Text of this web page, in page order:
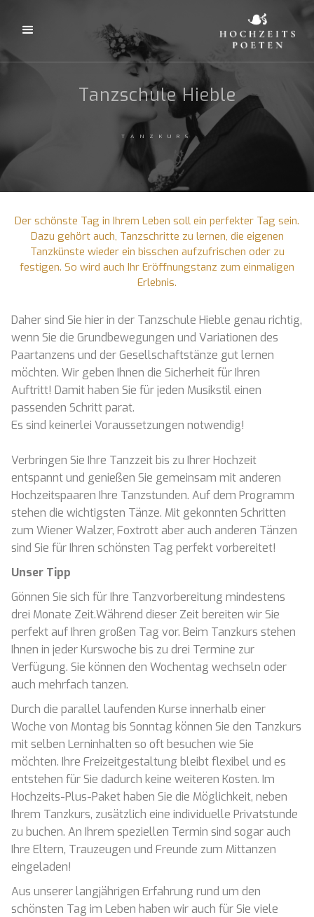
Tanzschule Hieble
TANZKURS
Der schönste Tag in Ihrem Leben soll ein perfekter Tag sein.
Dazu gehört auch, Tanzschritte zu lernen, die eigenen
Tanzkünste wieder ein bisschen aufzufrischen oder zu
festigen. So wird auch Ihr Eröffnungstanz zum einmaligen
Erlebnis.
Daher sind Sie hier in der Tanzschule Hieble genau richtig,
wenn Sie die Grundbewegungen und Variationen des
Paartanzens und der Gesellschaftstänze gut lernen
möchten. Wir geben Ihnen die Sicherheit für Ihren
Auftritt! Damit haben Sie für jeden Musikstil einen
passenden Schritt parat.
Es sind keinerlei Voraussetzungen notwendig!
Verbringen Sie Ihre Tanzzeit bis zu Ihrer Hochzeit
entspannt und genießen Sie gemeinsam mit anderen
Hochzeitspaaren Ihre Tanzstunden. Auf dem Programm
stehen die wichtigsten Tänze. Mit gekonnten Schritten
zum Wiener Walzer, Foxtrott aber auch anderen Tänzen
sind Sie für Ihren schönsten Tag perfekt vorbereitet!
Unser Tipp
Gönnen Sie sich für Ihre Tanzvorbereitung mindestens
drei Monate Zeit.Während dieser Zeit bereiten wir Sie
perfekt auf Ihren großen Tag vor. Beim Tanzkurs stehen
Ihnen in jeder Kurswoche bis zu drei Termine zur
Verfügung. Sie können den Wochentag wechseln oder
auch mehrfach tanzen.
Durch die parallel laufenden Kurse innerhalb einer
Woche von Montag bis Sonntag können Sie den Tanzkurs
mit selben Lerninhalten so oft besuchen wie Sie
möchten. Ihre Freizeitgestaltung bleibt flexibel und es
entstehen für Sie dadurch keine weiteren Kosten. Im
Hochzeits-Plus-Paket haben Sie die Möglichkeit, neben
Ihrem Tanzkurs, zusätzlich eine individuelle Privatstunde
zu buchen. An Ihrem speziellen Termin sind sogar auch
Ihre Eltern, Trauzeugen und Freunde zum Mittanzen
eingeladen!
Aus unserer langjährigen Erfahrung rund um den
schönsten Tag im Leben haben wir auch für Sie viele